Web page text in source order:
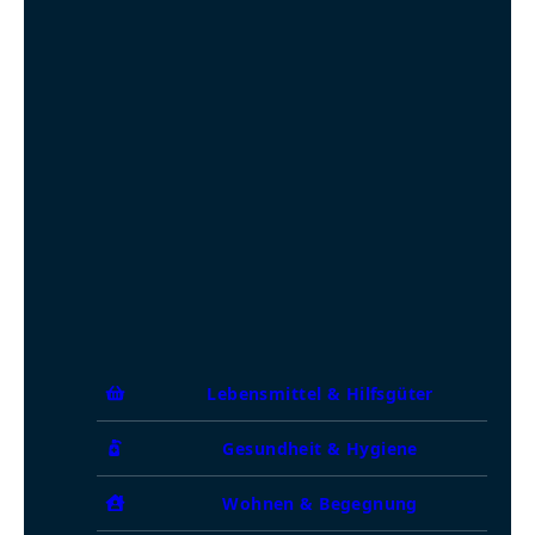
Lebensmittel & Hilfsgüter
Gesundheit & Hygiene
Wohnen & Begegnung